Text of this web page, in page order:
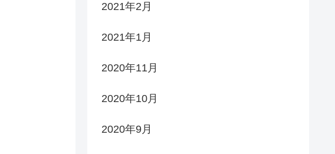
2021年2月
2021年1月
2020年11月
2020年10月
2020年9月